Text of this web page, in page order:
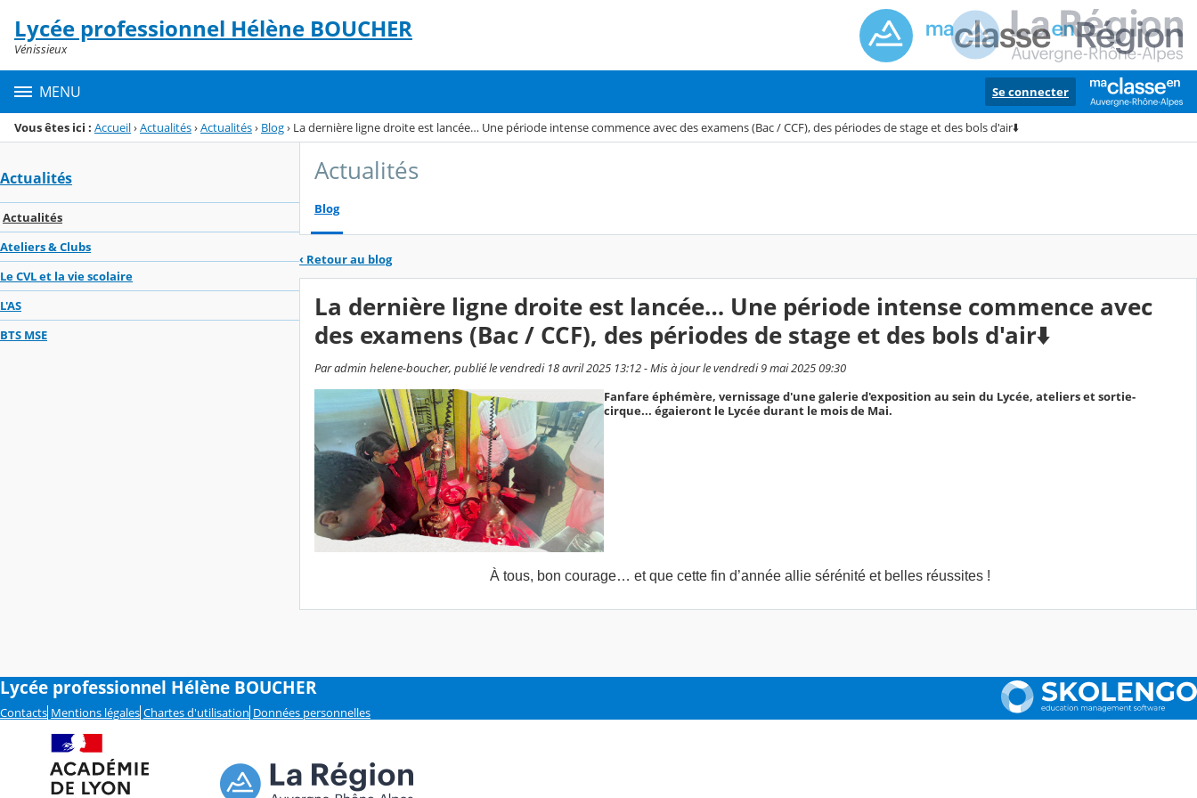
Menu de la rubrique
Contenu
Lycée professionnel Hélène BOUCHER
Vénissieux
MENU Se connecter
Vous êtes ici : Accueil›Actualités›Actualités› Blog› La dernière ligne droite est lancée… Une période intense commence avec des examens (Bac / CCF), des périodes de stage et des bols d'air⬇️
Actualités
Actualités
Ateliers & Clubs
Le CVL et la vie scolaire
L'AS
BTS MSE
Actualités
Blog
‹ Retour au blog
La dernière ligne droite est lancée… Une période intense commence avec
des examens (Bac / CCF), des périodes de stage et des bols d'air⬇️
Par admin helene-boucher, publié le vendredi 18 avril 2025 13:12 - Mis à jour le vendredi 9 mai 2025 09:30
Fanfare éphémère, vernissage d'une galerie d'exposition au sein du Lycée, ateliers et sortie-
cirque... égaieront le Lycée durant le mois de Mai.
À tous, bon courage… et que cette fin d’année allie sérénité et belles réussites !
Lycée professionnel Hélène BOUCHER
Contacts Mentions légales Chartes d'utilisation Données personnelles